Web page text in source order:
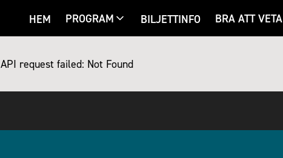
HEM PROGRAM BILJETTINFO BRA ATT VETA
API request failed: Not Found